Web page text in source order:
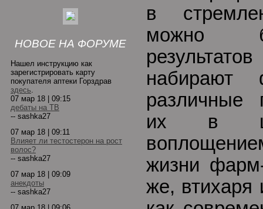
НОВОЕ НА ФОРУМЕ
Нашел инструкцию как
зарегистрировать карту
покупателя аптеки Горздрав
здесь.
07 мар 18 | 09:15
дебаты на ТВ
-- sashka27
07 мар 18 | 09:11
Влияет ли тестостерон на рост
волос?
-- sashka27
07 мар 18 | 09:09
анекдоты
-- sashka27
в
можно
набирают
различные
их в
жизни
же, втихаря